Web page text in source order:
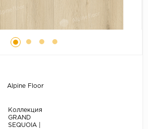
Германия
Alpine Floor
Коллекция
GRAND
SEQUOIA |